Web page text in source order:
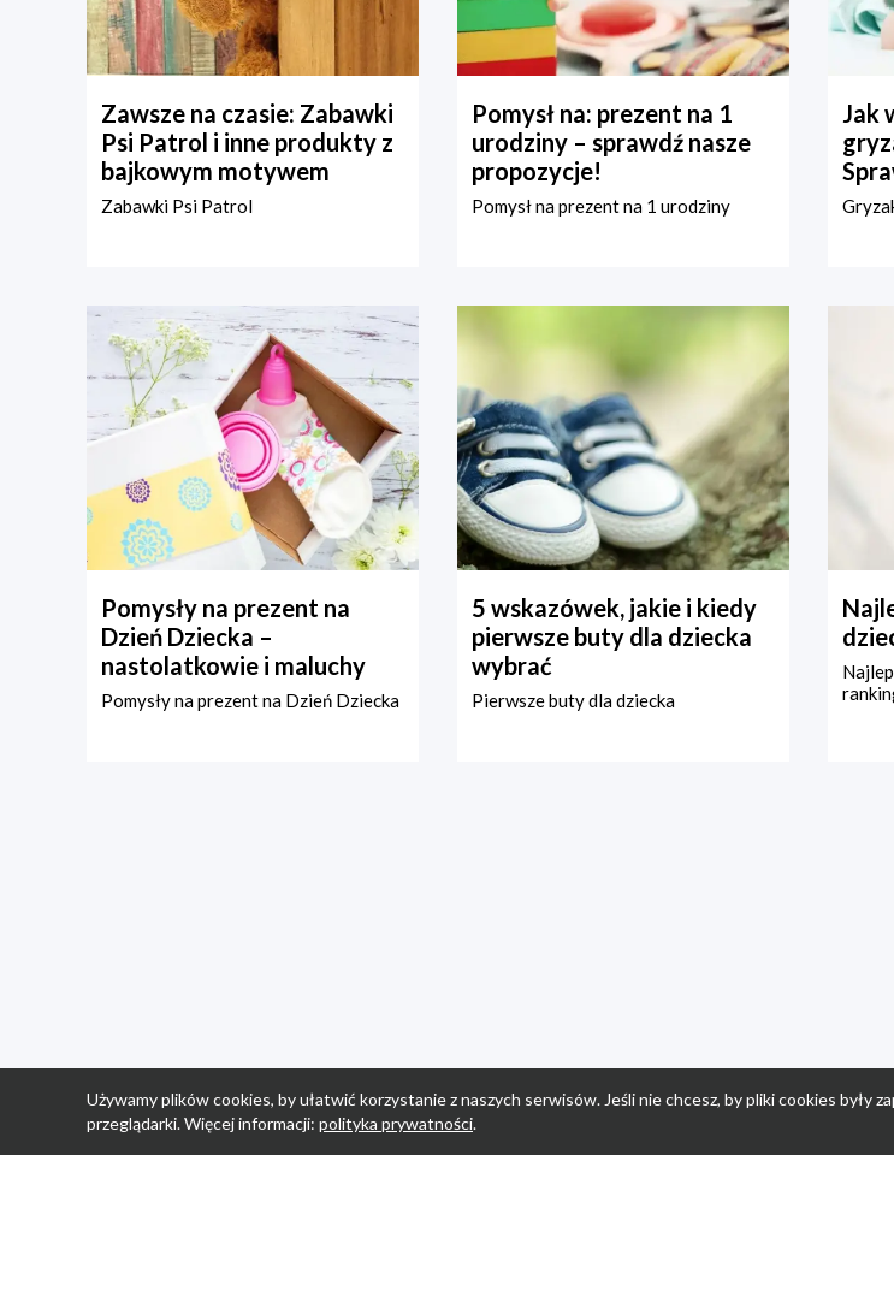
Zawsze na czasie: Zabawki
Psi Patrol i inne produkty z
bajkowym motywem
Zabawki Psi Patrol
Pomysł na: prezent na 1
urodziny – sprawdź nasze
propozycje!
Pomysł na prezent na 1 urodziny
Jak
Pomysły na prezent na
Dzień Dziecka –
nastolatkowie i maluchy
Pomysły na prezent na Dzień Dziecka
5 wskazówek, jakie i kiedy
pierwsze buty dla dziecka
wybrać
Pierwsze buty dla dziecka
Używamy plików cookies, by ułatwić korzystanie z naszych serwisów. Jeśli nie chcesz, by pliki cookies były
przeglądarki. Więcej informacji: polityka prywatności.